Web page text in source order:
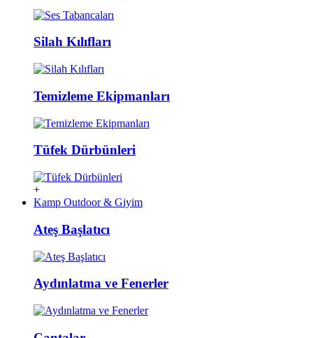
Silah Kılıfları
Temizleme Ekipmanları
Tüfek Dürbünleri
+
Kamp Outdoor & Giyim
Ateş Başlatıcı
Aydınlatma ve Fenerler